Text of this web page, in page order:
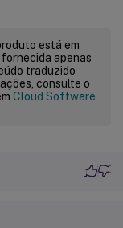
está em
apenas
traduzido
consulte o
Cloud Software